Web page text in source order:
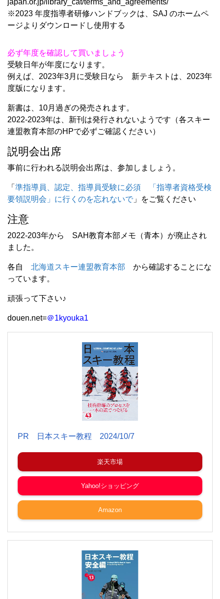
japan.or.jp/library_cat/terms_and_agreements/
※2023 年度指導者研修ハンドブックは、SAJ のホームペ
ージよりダウンロードし使用する
必ず年度を確認して買いましょう
受験日年が年度になります。
例えば、2023年3月に受験日なら 新テキストは、2023年
度版になります。
新書は、10月過ぎの発売されます。
2022-2023年は、新刊は発行されないようです（各スキー
連盟教育本部のHPで必ずご確認ください）
説明会出席
事前に行われる説明会出席は、参加しましょう。
「 準指導員、認定、指導員受験に必須 「指導者資格受検
要領説明会」に行くのを忘れないで 」をご覧ください
注意
2022-203年から SAH教育本部メモ（青本）が廃止され
ました。
各自 北海道スキー連盟教育本部 から確認することにな
っています。
頑張って下さい♪
douen.net=＠1kyouka1
PR 日本スキー教程 2024/10/7
楽天市場
Yahoo!ショッピング
Amazon